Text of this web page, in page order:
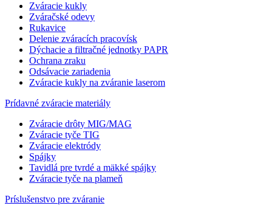
Zváracie kukly
Zváračské odevy
Rukavice
Delenie zváracích pracovísk
Dýchacie a filtračné jednotky PAPR
Ochrana zraku
Odsávacie zariadenia
Zváracie kukly na zváranie laserom
Prídavné zváracie materiály
Zváracie drôty MIG/MAG
Zváracie tyče TIG
Zváracie elektródy
Spájky
Tavidlá pre tvrdé a mäkké spájky
Zváracie tyče na plameň
Príslušenstvo pre zváranie